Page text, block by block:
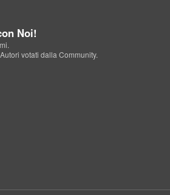
Noi!
votati dalla Community.